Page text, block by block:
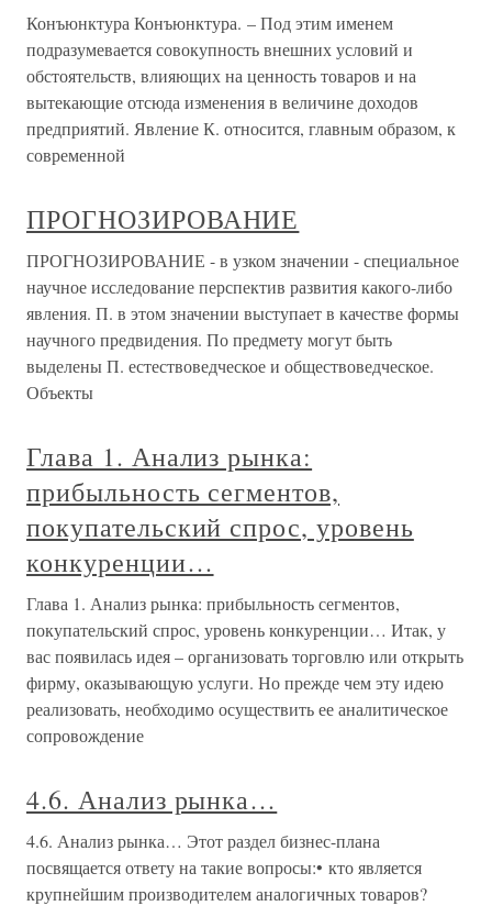
Конъюнктура Конъюнктура. – Под этим именем
подразумевается совокупность внешних условий и
обстоятельств, влияющих на ценность товаров и на
вытекающие отсюда изменения в величине доходов
предприятий. Явление К. относится, главным образом, к
современной
ПРОГНОЗИРОВАНИЕ
ПРОГНОЗИРОВАНИЕ - в узком значении - специальное
научное исследование перспектив развития какого-либо
явления. П. в этом значении выступает в качестве формы
научного предвидения. По предмету могут быть
выделены П. естествоведческое и обществоведческое.
Объекты
Глава 1. Анализ рынка:
прибыльность сегментов,
покупательский спрос, уровень
конкуренции…
Глава 1. Анализ рынка: прибыльность сегментов,
покупательский спрос, уровень конкуренции… Итак, у
вас появилась идея – организовать торговлю или открыть
фирму, оказывающую услуги. Но прежде чем эту идею
реализовать, необходимо осуществить ее аналитическое
сопровождение
4.6. Анализ рынка…
4.6. Анализ рынка… Этот раздел бизнес-плана
посвящается ответу на такие вопросы:• кто является
крупнейшим производителем аналогичных товаров?